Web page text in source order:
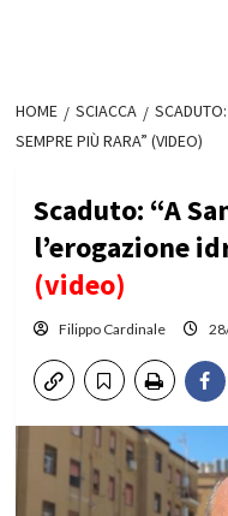
HOME SCIACCA
SEMPRE PIÙ RARA” (VIDEO)
Scaduto: “A
l’erogazione
(video)
Filippo Cardinale